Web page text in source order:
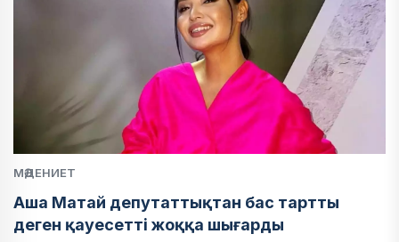
МӘДЕНИЕТ
Аша Матай депутаттықтан бас тартты
деген қауесетті жоққа шығарды